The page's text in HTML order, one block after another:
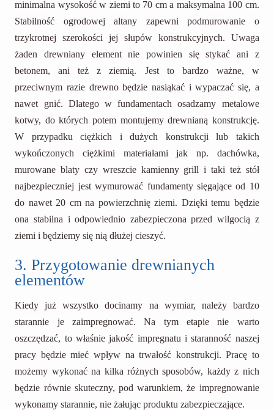
minimalna wysokość w ziemi to 70 cm a maksymalna 100 cm.
Stabilność ogrodowej altany zapewni podmurowanie o
trzykrotnej szerokości jej słupów konstrukcyjnych. Uwaga
żaden drewniany element nie powinien się stykać ani z
betonem, ani też z ziemią. Jest to bardzo ważne, w
przeciwnym razie drewno będzie nasiąkać i wypaczać się, a
nawet gnić. Dlatego w fundamentach osadzamy metalowe
kotwy, do których potem montujemy drewnianą konstrukcję.
W przypadku ciężkich i dużych konstrukcji lub takich
wykończonych ciężkimi materiałami jak np. dachówka,
murowane blaty czy wreszcie kamienny grill i taki też stół
najbezpieczniej jest wymurować fundamenty sięgające od 10
do nawet 20 cm na powierzchnię ziemi. Dzięki temu będzie
ona stabilna i odpowiednio zabezpieczona przed wilgocią z
ziemi i będziemy się nią dłużej cieszyć.
3. Przygotowanie drewnianych
elementów
Kiedy już wszystko docinamy na wymiar, należy bardzo
starannie je zaimpregnować. Na tym etapie nie warto
oszczędzać, to właśnie jakość impregnatu i staranność naszej
pracy będzie mieć wpływ na trwałość konstrukcji. Pracę to
możemy wykonać na kilka różnych sposobów, każdy z nich
będzie równie skuteczny, pod warunkiem, że impregnowanie
wykonamy starannie, nie żałując produktu zabezpieczające.